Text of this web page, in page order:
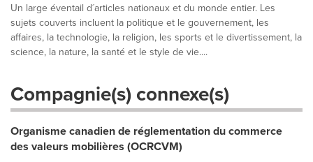
Un large éventail d´articles nationaux et du monde entier. Les
sujets couverts incluent la politique et le gouvernement, les
affaires, la technologie, la religion, les sports et le divertissement, la
science, la nature, la santé et le style de vie....
Compagnie(s) connexe(s)
Organisme canadien de réglementation du commerce
des valeurs mobilières (OCRCVM)